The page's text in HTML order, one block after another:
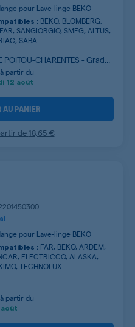
pour Lave-linge BEKO
: BEKO, BLOMBERG,
SANGIORGIO, SMEG, ALTUS,
SABA ...
POITOU-CHARENTES - Grade
partir du
12 août
AU PANIER
de18,65 €
pour Lave-linge BEKO
: FAR, BEKO, ARDEM,
ELECTRICCO, ALASKA,
TECHNOLUX ...
partir du
août